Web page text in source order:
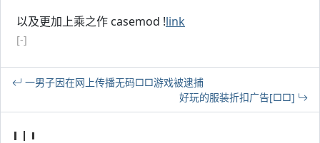
以及更加上乘之作 casemod !link
[-]
一男子因在网上传播无码□□游戏被逮捕
好玩的服装折扣广告[□□]